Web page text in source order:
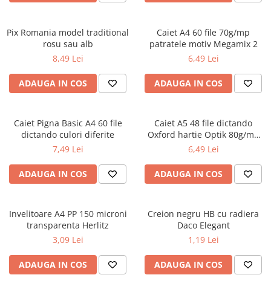
Ascutițori
Mine și rezerve
Cretă școlară și creativă
Coperți caiete si cărți
Carnete pentru elevi
Lupe și articole educative
Foarfece școlare
Globuri pământești
Cutii sandwich și caserole
Termosuri
Pahare și sticle pentru scoală
Cutii pentru depozitare
Caiete școlare și hârtie
Pix Romania model traditional
rosu sau alb
8,49 Lei
ADAUGA IN COS
Caiet A4 60 file 70g/mp
patratele motiv Megamix 2
6,49 Lei
ADAUGA IN COS
Caiet Pigna Basic A4 60 file
dictando culori diferite
7,49 Lei
ADAUGA IN COS
Caiet A5 48 file dictando
Oxford hartie Optik 80g/mp
motiv Touch Trend
6,49 Lei
ADAUGA IN COS
Invelitoare A4 PP 150 microni
transparenta Herlitz
3,09 Lei
ADAUGA IN COS
Creion negru HB cu radiera
Daco Elegant
1,19 Lei
ADAUGA IN COS